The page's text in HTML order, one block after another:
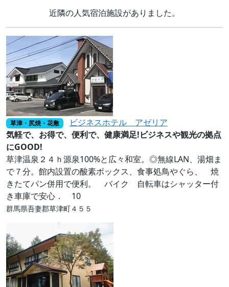
近隣の人気宿泊施設がありました。
草津・尻焼・花敷
ビジネスホテル アゼリア
気軽で、お得で、便利で、健康満足!ビジネスや観光の拠点
にGOOD!
草津温泉２４ｈ源泉100%と広々和室。◎無線LAN、湯畑ま
で７分。館内設置の酸素ボックス、食事処鳥やぐら、 焼
きたてパン併用で便利。 バイク 自転車はシャッター付
き車庫で安心． 10
群馬県吾妻郡草津町４５５